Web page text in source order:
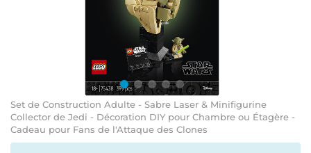
Set de Construction Adulte - Sabre Laser & Minifigurine
Collector de Jedi - Décoration DIY pour Chambre ou Étagère -
Cadeau pour Fans de l'Attaque des Clones